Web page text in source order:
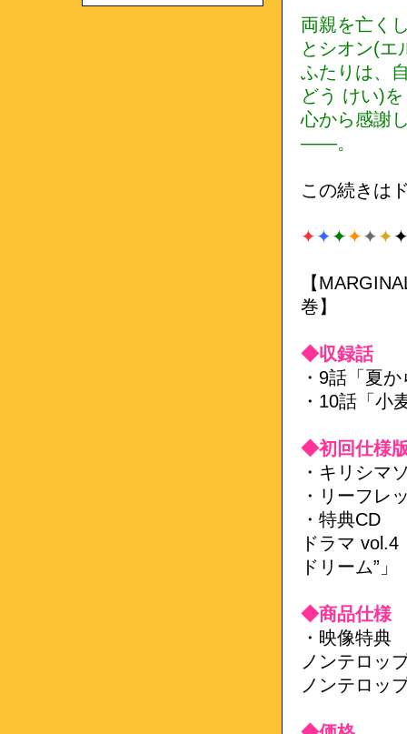
両親を亡く
とシオン(エ
ふたりは、
どう けい)を
心から感謝
――。
この続きは
✦✦✦✦✦✦
【
巻】
◆収録話
・9話「夏
・10話「小
◆初回仕様
・キリシマ
・リーフレ
・特典CD
ドラマ
ドリーム”」
◆商品仕様
・映像特典
ノンテロッ
ノンテロッ